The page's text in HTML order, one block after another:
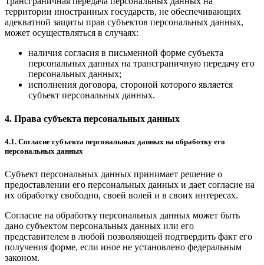
территории иностранных государств, не обеспечивающих
адекватной защиты прав субъектов персональных данных,
может осуществляться в случаях:
наличия согласия в письменной форме субъекта
персональных данных на трансграничную передачу его
персональных данных;
исполнения договора, стороной которого является
субъект персональных данных.
4. Права субъекта персональных данных
4.1. Согласие субъекта персональных данных на обработку его
персональных данных
Субъект персональных данных принимает решение о
предоставлении его персональных данных и дает согласие на
их обработку свободно, своей волей и в своих интересах.
Согласие на обработку персональных данных может быть
дано субъектом персональных данных или его
представителем в любой позволяющей подтвердить факт его
получения форме, если иное не установлено федеральным
законом.